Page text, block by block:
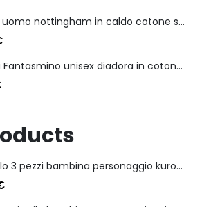
Maglia uomo nottingham in caldo cotone scollo a v manica lunga
3 pezzi Fantasmino unisex diadora in cotone mercerizzato tg dalla 35 alla 46
Set asilo 3 pezzi bambina personaggio kuromi